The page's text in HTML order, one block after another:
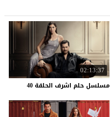
02:13:37
مسلسل حلم اشرف الحلقة 40